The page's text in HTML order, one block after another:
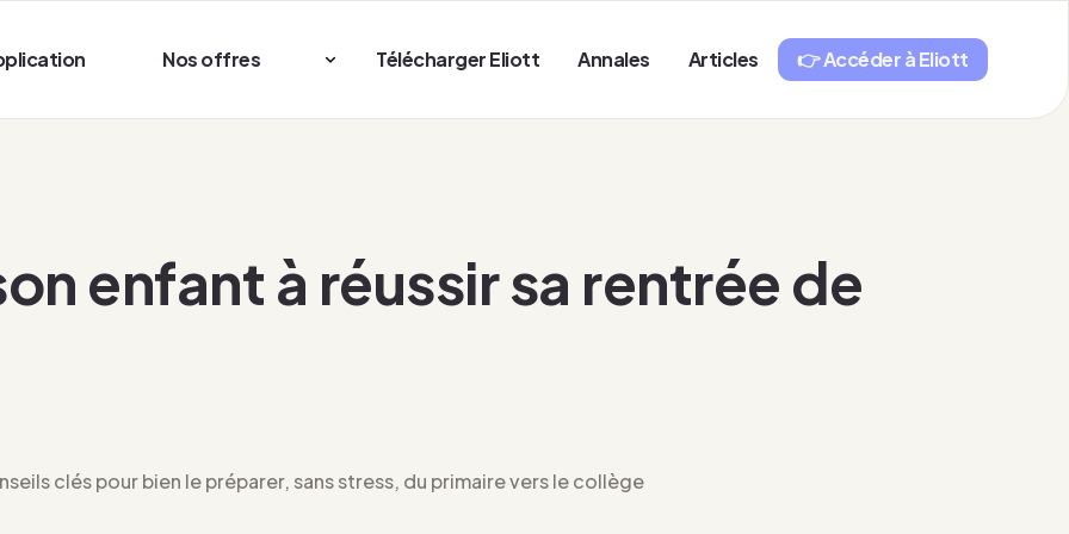
Nos offres Télécharger Eliott Annales Articles 👉 Accéder à Eliott
enfant à réussir sa rentrée de
clés pour bien le préparer, sans stress, du primaire vers le collège